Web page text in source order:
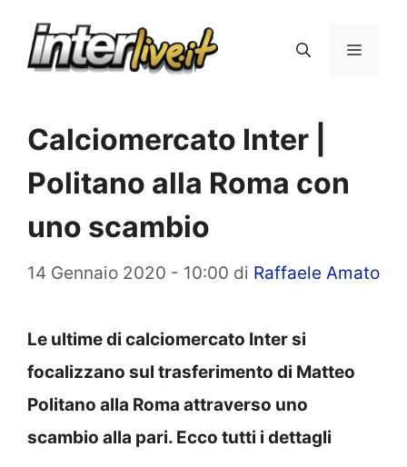
Menu
Calciomercato Inter |
Politano alla Roma con
uno scambio
14 Gennaio 2020 - 10:00 di Raffaele Amato
Le ultime di calciomercato Inter si
focalizzano sul trasferimento di Matteo
Politano alla Roma attraverso uno
scambio alla pari. Ecco tutti i dettagli